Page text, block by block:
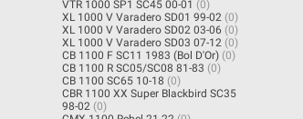
VTR 1000 SP1 SC45 00-01 (0)
XL 1000 V Varadero SD01 99-02 (0)
XL 1000 V Varadero SD02 03-06 (0)
XL 1000 V Varadero SD03 07-12 (0)
CB 1100 F SC11 1983 (Bol D'Or) (0)
CB 1100 R SC05/SC08 81-83 (0)
CB 1100 SC65 10-18 (0)
CBR 1100 XX Super Blackbird SC35
98-02 (0)